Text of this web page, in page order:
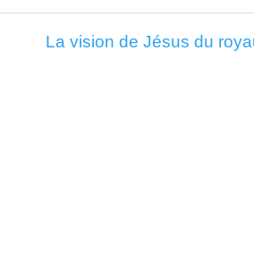
La vision de Jésus du